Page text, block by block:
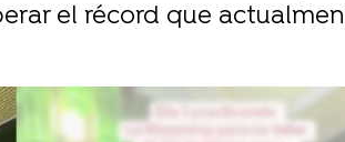
el récord que